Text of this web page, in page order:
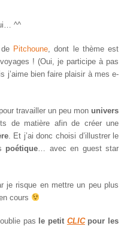
^^
de Pitchoune , dont le thème est
! (Oui, je participe à pas
j’aime bien faire plaisir à mes e-
travailler un peu monunivers
de matière afin de créer une
. Et j’ai donc choisi d’illustrer le
poétique … avec en guest star
je risque en mettre un peu plus
cours
pas le petit CLICpour les